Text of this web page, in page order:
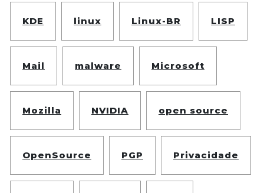
KDE linux Linux-BR LISP
Mail malware Microsoft
Mozilla NVIDIA open source
OpenSource PGP Privacidade